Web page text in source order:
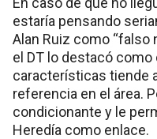
estaría pensando
Alan Ruiz como “falso
el DT lo destacó
características tiende
referencia en el área.
condicionante y le
Heredía como enlace.